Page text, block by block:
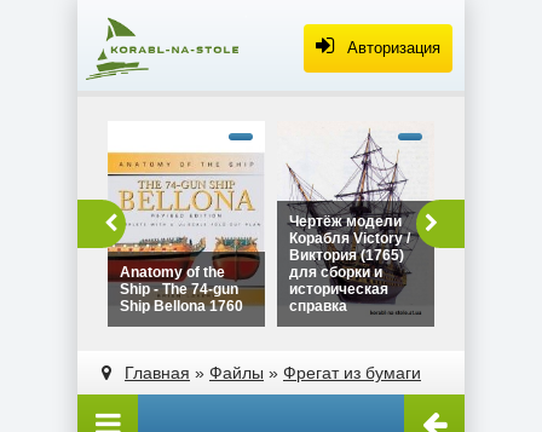
Авторизация
Ship - The 74-gun
Ship Bellona 1760"
height="180">
Anatomy of the
Ship - The 74-gun
Ship Bellona 1760
Виктория (1765)
для сборки и
Чертёж модели
Корабля Victory /
Виктория (1765)
для сборки и
историческая
справка
width="320"
Главная » Файлы » Фрегат из бумаги